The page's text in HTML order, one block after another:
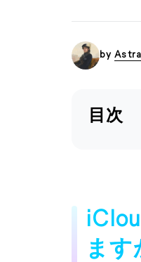
byAstra
目次
ます